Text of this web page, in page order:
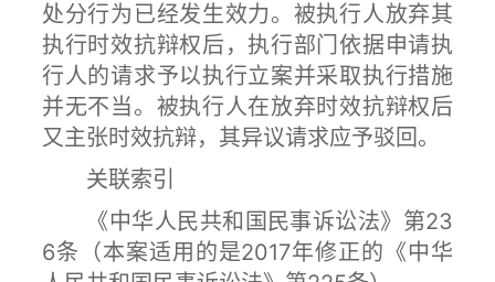
处分行为已经发生效力。被执行人放弃其
执行时效抗辩权后，执行部门依据申请执
行人的请求予以执行立案并采取执行措施
并无不当。被执行人在放弃时效抗辩权后
又主张时效抗辩，其异议请求应予驳回。
关联索引
《中华人民共和国民事诉讼法》第23
6条（本案适用的是2017年修正的《中华